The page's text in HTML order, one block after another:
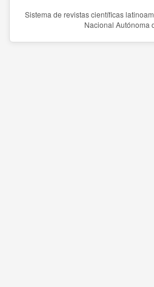
Sistema de revistas científicas
Nacional Autónoma